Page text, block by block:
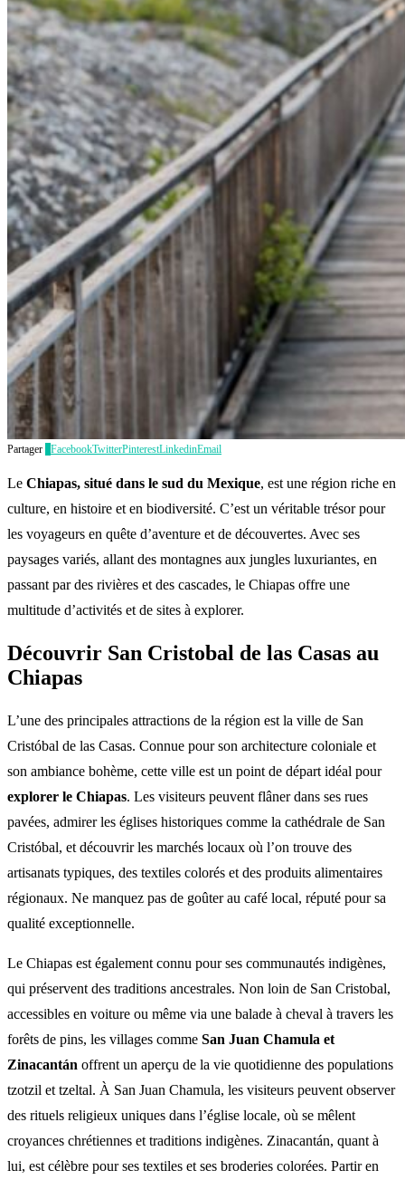
Partager FacebookTwitterPinterestLinkedinEmail
Le Chiapas, situé dans le sud du Mexique, est une région riche en
culture, en histoire et en biodiversité. C’est un véritable trésor pour
les voyageurs en quête d’aventure et de découvertes. Avec ses
paysages variés, allant des montagnes aux jungles luxuriantes, en
passant par des rivières et des cascades, le Chiapas offre une
multitude d’activités et de sites à explorer.
Découvrir San Cristobal de las Casas au
Chiapas
L’une des principales attractions de la région est la ville de San
Cristóbal de las Casas. Connue pour son architecture coloniale et
son ambiance bohème, cette ville est un point de départ idéal pour
explorer le Chiapas. Les visiteurs peuvent flâner dans ses rues
pavées, admirer les églises historiques comme la cathédrale de San
Cristóbal, et découvrir les marchés locaux où l’on trouve des
artisanats typiques, des textiles colorés et des produits alimentaires
régionaux. Ne manquez pas de goûter au café local, réputé pour sa
qualité exceptionnelle.
Le Chiapas est également connu pour ses communautés indigènes,
qui préservent des traditions ancestrales. Non loin de San Cristobal,
accessibles en voiture ou même via une balade à cheval à travers les
forêts de pins, les villages comme San Juan Chamula et
Zinacantán offrent un aperçu de la vie quotidienne des populations
tzotzil et tzeltal. À San Juan Chamula, les visiteurs peuvent observer
des rituels religieux uniques dans l’église locale, où se mêlent
croyances chrétiennes et traditions indigènes. Zinacantán, quant à
lui, est célèbre pour ses textiles et ses broderies colorées. Partir en